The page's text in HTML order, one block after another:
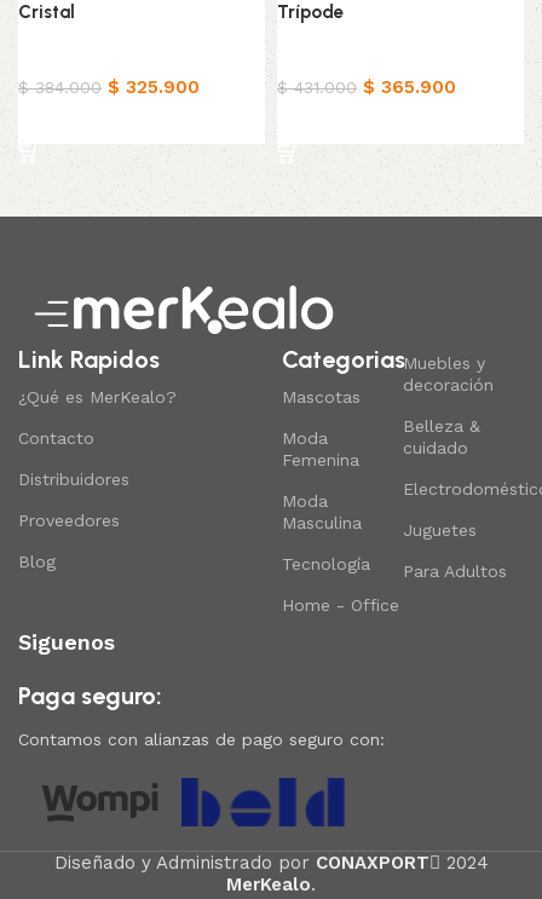
Cristal
$384.000 $ 325.900
Trípode
$431.000 $ 365.900
Link Rapidos
¿Qué es MerKealo?
Contacto
Distribuidores
Proveedores
Blog
Categorias
Mascotas
Moda
Femenina
Moda
Masculina
Tecnología
Home - Office
Muebles y
decoración
Belleza &
cuidado
Juguetes
Para Adultos
Siguenos
Paga seguro:
Contamos con alianzas de pago seguro con:
Diseñado y Administrado por CONAXPORT
2024
MerKealo.